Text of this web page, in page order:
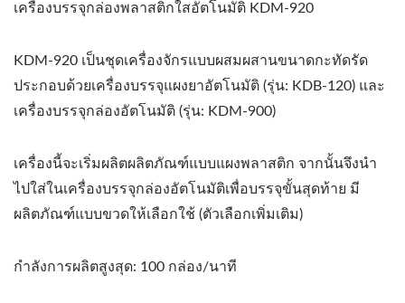
เครื่องบรรจุกล่องพลาสติกใสอัตโนมัติ KDM-920
KDM-920 เป็นชุดเครื่องจักรแบบผสมผสานขนาดกะทัดรัด
ประกอบด้วยเครื่องบรรจุแผงยาอัตโนมัติ (รุ่น: KDB-120) และ
เครื่องบรรจุกล่องอัตโนมัติ (รุ่น: KDM-900)
เครื่องนี้จะเริ่มผลิตผลิตภัณฑ์แบบแผงพลาสติก จากนั้นจึงนำ
ไปใส่ในเครื่องบรรจุกล่องอัตโนมัติเพื่อบรรจุขั้นสุดท้าย มี
ผลิตภัณฑ์แบบขวดให้เลือกใช้ (ตัวเลือกเพิ่มเติม)
กำลังการผลิตสูงสุด: 100 กล่อง/นาที